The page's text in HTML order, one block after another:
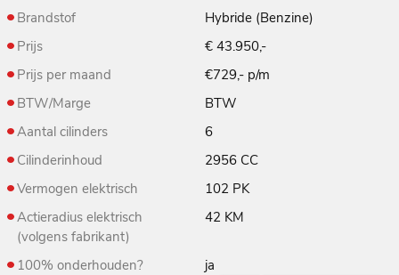
Brandstof
Hybride (Benzine)
Prijs
€ 43.950,-
Prijs per maand
€729,- p/m
BTW/Marge
BTW
Aantal cilinders
6
Cilinderinhoud
2956 CC
Vermogen elektrisch
102 PK
Actieradius elektrisch
(volgens fabrikant)
42 KM
100% onderhouden? ja